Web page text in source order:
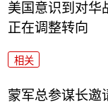
美国意识到对华
正在调整转向
相关
蒙军总参谋长邀